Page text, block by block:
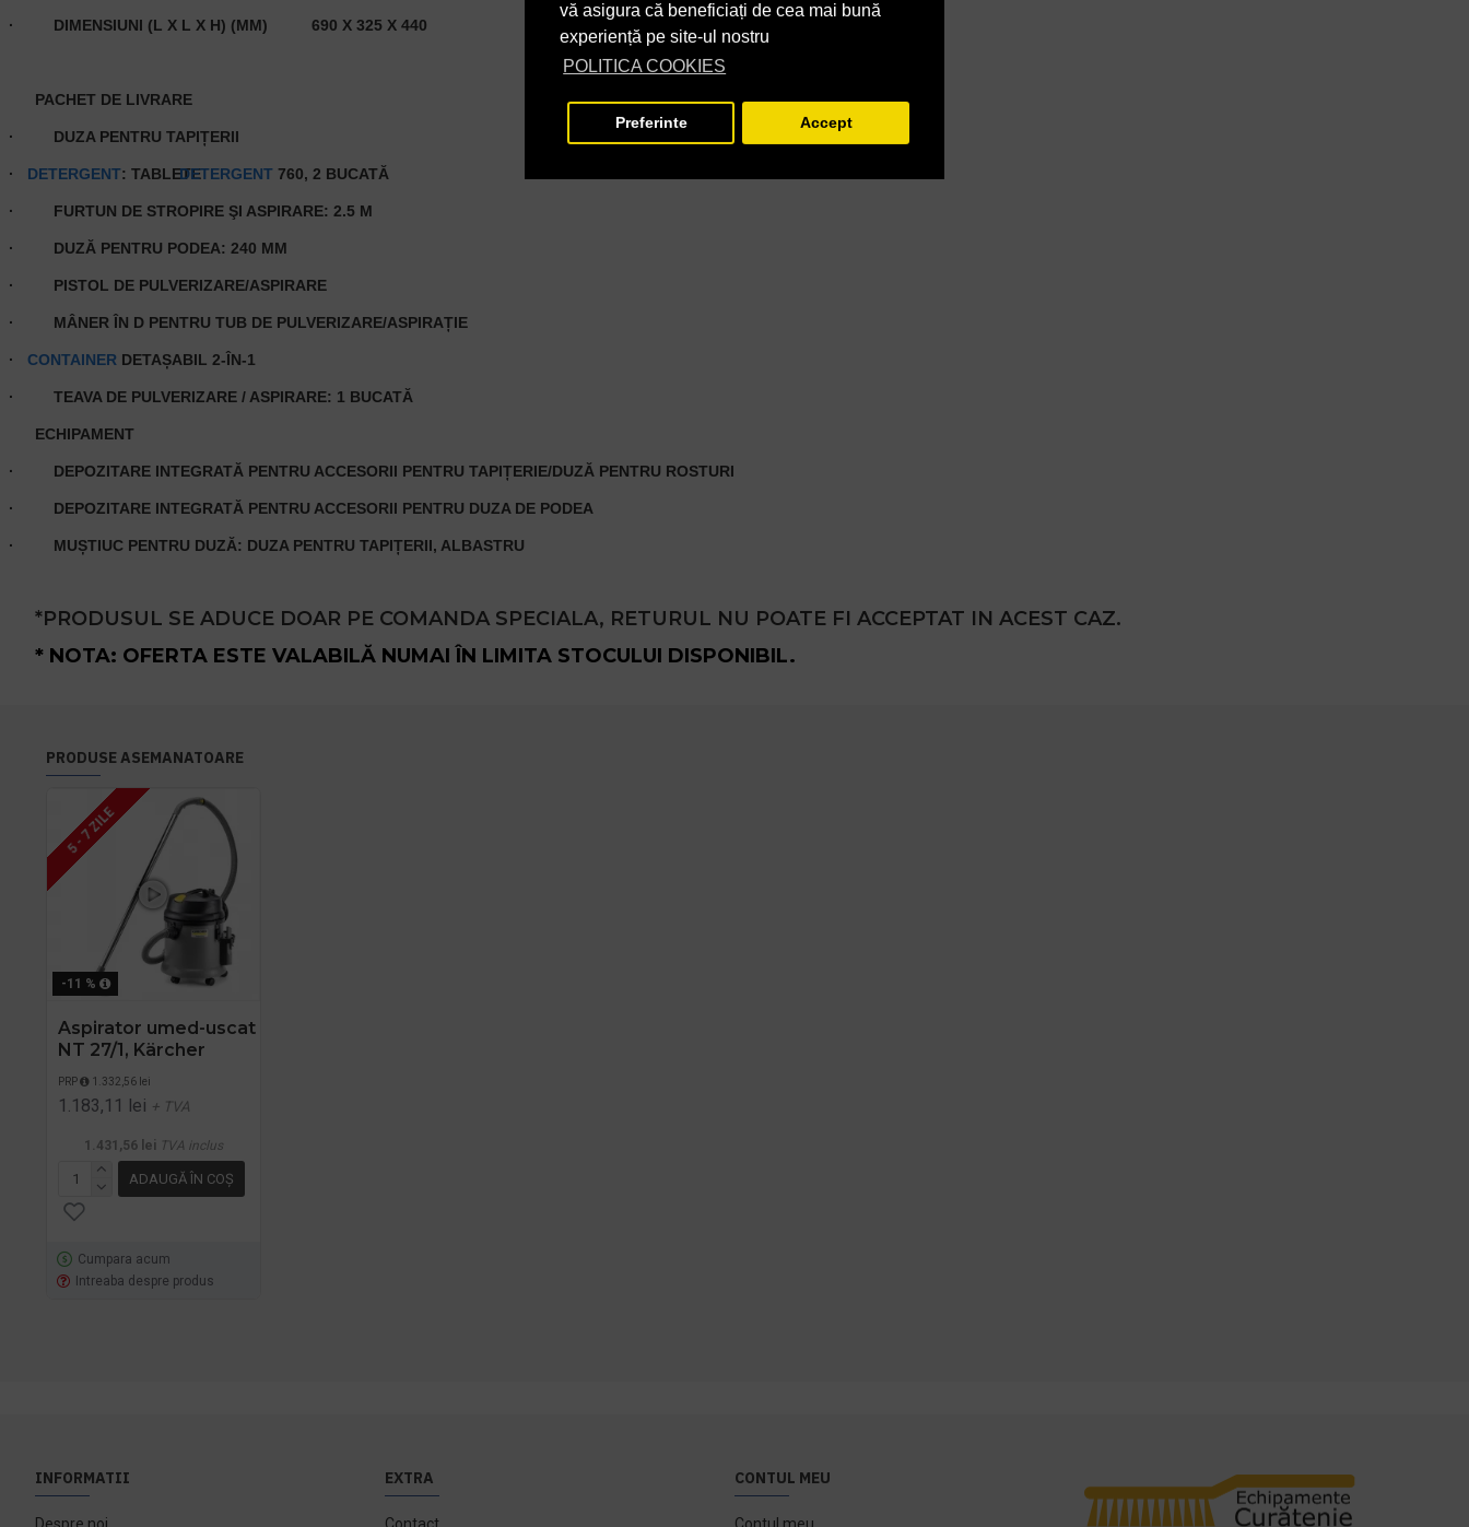
vă asigura că beneficiați de cea mai bună
experiență pe site-ul nostru
POLITICA COOKIES
Preferinte Accept
· DIMENSIUNI (L X L X H) (MM) 690 X 325 X 440
PACHET DE LIVRARE
· DUZA PENTRU TAPIȚERII
· DETERGENT: TABLETEDETERGENT 760, 2 BUCATĂ
· FURTUN DE STROPIRE ŞI ASPIRARE: 2.5 M
· DUZĂ PENTRU PODEA: 240 MM
· PISTOL DE PULVERIZARE/ASPIRARE
· MÂNER ÎN D PENTRU TUB DE PULVERIZARE/ASPIRAȚIE
· CONTAINER DETAȘABIL 2-ÎN-1
· TEAVA DE PULVERIZARE / ASPIRARE: 1 BUCATĂ
ECHIPAMENT
· DEPOZITARE INTEGRATĂ PENTRU ACCESORII PENTRU TAPIȚERIE/DUZĂ PENTRU ROSTURI
· DEPOZITARE INTEGRATĂ PENTRU ACCESORII PENTRU DUZA DE PODEA
· MUȘTIUC PENTRU DUZĂ: DUZA PENTRU TAPIȚERII, ALBASTRU
*PRODUSUL SE ADUCE DOAR PE COMANDA SPECIALA, RETURUL NU POATE FI ACCEPTAT IN ACEST CAZ.
* NOTA: OFERTA ESTE VALABILĂ NUMAI ÎN LIMITA STOCULUI DISPONIBIL.
PRODUSE ASEMANATOARE
-11 %
5 - 7 ZILE
Aspirator umed-uscat
NT 27/1, Kärcher
PRP 1.332,56 lei
1.183,11 lei + TVA
1.431,56 lei TVA inclus
ADAUGĂ ÎN COŞ
Cumpara acum
Intreaba despre produs
INFORMATII
Despre noi
EXTRA
Contact
CONTUL MEU
Contul meu